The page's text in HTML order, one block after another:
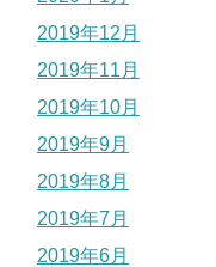
2019年12月
2019年11月
2019年10月
2019年9月
2019年8月
2019年7月
2019年6月